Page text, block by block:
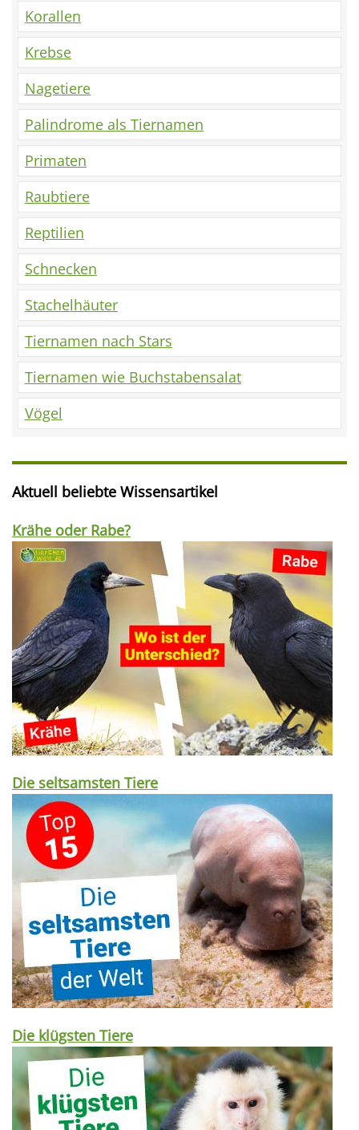
Korallen
Krebse
Nagetiere
Palindrome als Tiernamen
Primaten
Raubtiere
Reptilien
Schnecken
Stachelhäuter
Tiernamen nach Stars
Tiernamen wie Buchstabensalat
Vögel
Aktuell beliebte Wissensartikel
Krähe oder Rabe?
Die seltsamsten Tiere
Die klügsten Tiere